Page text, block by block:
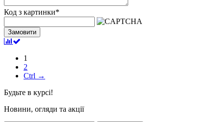
Код з картинки*
Замовити
1
2
Ctrl →
Будьте в курсі!
Новини, огляди та акції